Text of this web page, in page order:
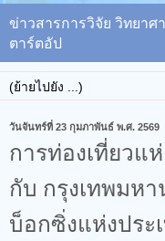
ข่าวสารการวิจัย วิทยาศ
ตาร์ตอัป
วันจันทร์ที่ 23 กุมภาพันธ์ พ.ศ. 2569
การท่องเที่ยวแ
กับ กรุงเทพมห
บ็อกซิ่งแห่งประ